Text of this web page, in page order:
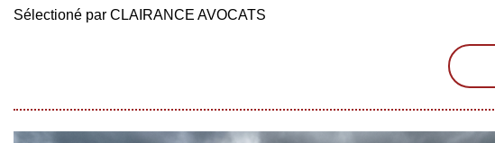
Sélectioné par CLAIRANCE AVOCATS